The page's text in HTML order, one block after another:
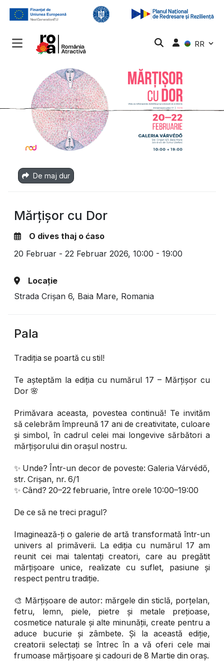
RR
De maj dur
Mărțișor cu Dor
O dives thaj o ćaso
20 Februar - 22 Februar 2026, 10:00 - 19:00
Locație
Strada Crișan 6, Baia Mare, Romania
Pala
Tradiția se poartă cu stil!
Te așteptăm la ediția cu numărul 17 – Mărțișor cu
Dor 🌸
Primăvara aceasta, povestea continuă! Te invităm
să celebrăm împreună 17 ani de creativitate, culoare
și simbol, în cadrul celei mai longevive sărbători a
mărțișorului din orașul nostru.
✨ Unde? Într-un decor de poveste: Galeria Várvédő,
str. Crișan, nr. 6/1
✨ Când? 20–22 februarie, între orele 10:00–19:00
De ce să ne treci pragul?
Imaginează-ți o galerie de artă transformată într-un
univers al primăverii. La ediția cu numărul 17 am
reunit cei mai talentați creatori, care au pregătit
mărțișoare unice, realizate cu suflet, pasiune și
respect pentru tradiție.
🎨 Mărțișoare de autor: mărgele din sticlă, porțelan,
fetru, lemn, piele, pietre și metale prețioase,
cosmetice naturale și alte minunății, create pentru a
aduce bucurie și zâmbete. Și la această ediție,
creatorii selectați se întrec în a vă oferi cele mai
frumoase mărțișoare și cadouri de 8 Martie din oraș.